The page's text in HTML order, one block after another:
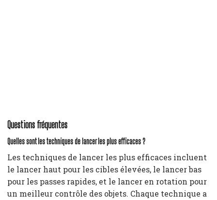
Questions fréquentes
Quelles sont les techniques de lancer les plus efficaces ?
Les techniques de lancer les plus efficaces incluent
le lancer haut pour les cibles élevées, le lancer bas
pour les passes rapides, et le lancer en rotation pour
un meilleur contrôle des objets. Chaque technique a